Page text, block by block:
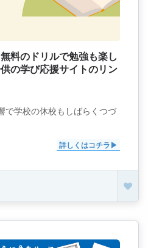
料のドリルで勉強も楽し
の学び応援サイトのリン
で学校の休校もしばらくつづ
詳しくはコチラ